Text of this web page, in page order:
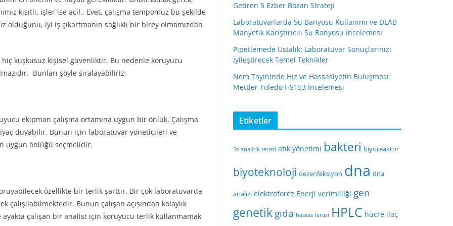
kısıtlı, işler ise acil.. Evet, çalışma tempomuz bu şekilde
olduğunu, iyi iş çıkartmanın sağlıklı bir birey olmamızdan
kuşkusuz kişisel güvenliktir. Bu nedenle koruyucu
Bunları şöyle sıralayabiliriz;
ekipman çalışma ortamına uygun bir önlük. Çalışma
duyabilir. Bunun için laboratuvar yöneticileri ve
uygun önlüğü seçmelidir.
özellikte bir terlik şarttır. Bir çok laboratuvarda
çalışılabilmektedir. Bunun çalışan açısından kolaylık
çalışan bir analist için koruyucu terlik kullanmamak
Getiren 5 Ezber Bozan Strateji
Laboratuvarlarda Su Banyosu Kullanımı ve DLAB
Manyetik Karıştırıcılı Su Banyosu İncelemesi
Pipetlemede Ustalık: Laboratuvar Sonuçlarınızı
İyileştirecek Temel Teknikler
Nem Tayininde Hız ve Hassasiyetin Buluşması:
Mettler Toledo HS153 İncelemesi
Etiketler
5s analitik terazi atık yönetimi bakteri biyoreaktör
biyoteknoloji dezenfeksiyon dna dna
analizi elektroforez Enerji verimliliği gen
genetikgıda hassas terazi HPLC hücre ilaç